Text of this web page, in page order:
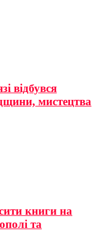
відбувся
мистецтва
книги на
та